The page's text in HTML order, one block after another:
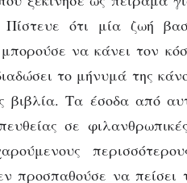
ότι μία ζωή
να κάνει τον
το μήνυμά της
Τα έσοδα από
σε
προσπαθούσε να πείσει